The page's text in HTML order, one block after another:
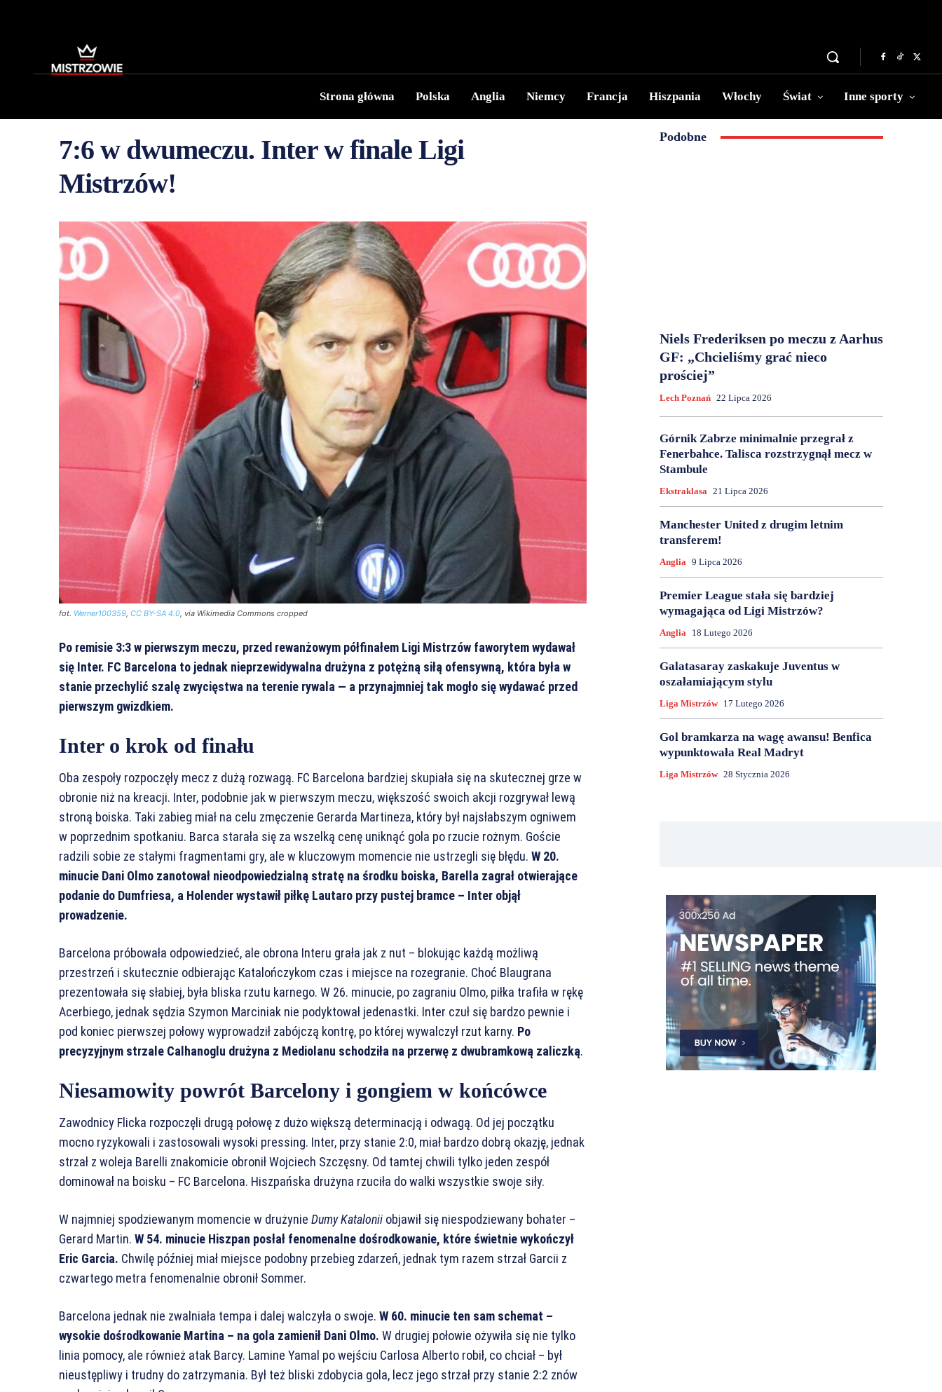
Strona główna Polska Anglia Niemcy Francja Hiszpania Włochy Świat Inne sporty
7:6 w dwumeczu. Inter w finale Ligi
Mistrzów!
fot. Werner100359, CC BY-SA 4.0, via Wikimedia Commons cropped
Po remisie 3:3 w pierwszym meczu, przed rewanżowym półfinałem Ligi Mistrzów faworytem wydawał
się Inter. FC Barcelona to jednak nieprzewidywalna drużyna z potężną siłą ofensywną, która była w
stanie przechylić szalę zwycięstwa na terenie rywala — a przynajmniej tak mogło się wydawać przed
pierwszym gwizdkiem.
Inter o krok od finału
Oba zespoły rozpoczęły mecz z dużą rozwagą. FC Barcelona bardziej skupiała się na skutecznej grze w
obronie niż na kreacji. Inter, podobnie jak w pierwszym meczu, większość swoich akcji rozgrywał lewą
stroną boiska. Taki zabieg miał na celu zmęczenie Gerarda Martineza, który był najsłabszym ogniwem
w poprzednim spotkaniu. Barca starała się za wszelką cenę uniknąć gola po rzucie rożnym. Goście
radzili sobie ze stałymi fragmentami gry, ale w kluczowym momencie nie ustrzegli się błędu. W 20.
minucie Dani Olmo zanotował nieodpowiedzialną stratę na środku boiska, Barella zagrał otwierające
podanie do Dumfriesa, a Holender wystawił piłkę Lautaro przy pustej bramce – Inter objął
prowadzenie.
Barcelona próbowała odpowiedzieć, ale obrona Interu grała jak z nut – blokując każdą możliwą
przestrzeń i skutecznie odbierając Katalończykom czas i miejsce na rozegranie. Choć Blaugrana
prezentowała się słabiej, była bliska rzutu karnego. W 26. minucie, po zagraniu Olmo, piłka trafiła w rękę
Acerbiego, jednak sędzia Szymon Marciniak nie podyktował jedenastki. Inter czuł się bardzo pewnie i
pod koniec pierwszej połowy wyprowadził zabójczą kontrę, po której wywalczył rzut karny. Po
precyzyjnym strzale Calhanoglu drużyna z Mediolanu schodziła na przerwę z dwubramkową zaliczką.
Niesamowity powrót Barcelony i gongiem w końcówce
Zawodnicy Flicka rozpoczęli drugą połowę z dużo większą determinacją i odwagą. Od jej początku
mocno ryzykowali i zastosowali wysoki pressing. Inter, przy stanie 2:0, miał bardzo dobrą okazję, jednak
strzał z woleja Barelli znakomicie obronił Wojciech Szczęsny. Od tamtej chwili tylko jeden zespół
dominował na boisku – FC Barcelona. Hiszpańska drużyna rzuciła do walki wszystkie swoje siły.
W najmniej spodziewanym momencie w drużynie Dumy Katalonii objawił się niespodziewany bohater –
Gerard Martin. W 54. minucie Hiszpan posłał fenomenalne dośrodkowanie, które świetnie wykończył
Eric Garcia. Chwilę później miał miejsce podobny przebieg zdarzeń, jednak tym razem strzał Garcii z
czwartego metra fenomenalnie obronił Sommer.
Barcelona jednak nie zwalniała tempa i dalej walczyła o swoje. W 60. minucie ten sam schemat –
wysokie dośrodkowanie Martina – na gola zamienił Dani Olmo. W drugiej połowie ożywiła się nie tylko
linia pomocy, ale również atak Barcy. Lamine Yamal po wejściu Carlosa Alberto robił, co chciał – był
nieustępliwy i trudny do zatrzymania. Był też bliski zdobycia gola, lecz jego strzał przy stanie 2:2 znów
Podobne
Niels Frederiksen po meczu z Aarhus
GF: „Chcieliśmy grać nieco
prościej”
Lech Poznań 22 Lipca 2026
Górnik Zabrze minimalnie przegrał z
Fenerbahce. Talisca rozstrzygnął mecz w
Stambule
Ekstraklasa 21 Lipca 2026
Manchester United z drugim letnim
transferem!
Anglia 9 Lipca 2026
Premier League stała się bardziej
wymagająca od Ligi Mistrzów?
Anglia 18 Lutego 2026
Galatasaray zaskakuje Juventus w
oszałamiającym stylu
Liga Mistrzów 17 Lutego 2026
Gol bramkarza na wagę awansu! Benfica
wypunktowała Real Madryt
Liga Mistrzów 28 Stycznia 2026